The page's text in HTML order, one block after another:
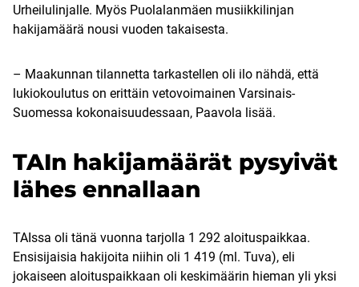
Urheilulinjalle. Myös Puolalanmäen musiikkilinjan
hakijamäärä nousi vuoden takaisesta.
– Maakunnan tilannetta tarkastellen oli ilo nähdä, että
lukiokoulutus on erittäin vetovoimainen Varsinais-
Suomessa kokonaisuudessaan, Paavola lisää.
TAIn hakijamäärät pysyivät
lähes ennallaan
TAIssa oli tänä vuonna tarjolla 1 292 aloituspaikkaa.
Ensisijaisia hakijoita niihin oli 1 419 (ml. Tuva), eli
jokaiseen aloituspaikkaan oli keskimäärin hieman yli yksi